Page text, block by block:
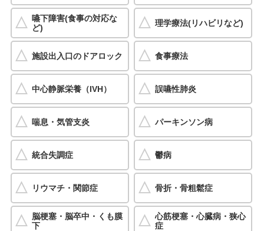
嚥下障害(食事の対応な
ど)
理学療法(リハビリなど)
施設出入口のドアロック 食事療法
中心静脈栄養（IVH） 誤嚥性肺炎
喘息・気管支炎 パーキンソン病
統合失調症 鬱病
リウマチ・関節症 骨折・骨粗鬆症
脳梗塞・脳卒中・くも膜
下
心筋梗塞・心臓病・狭心
症